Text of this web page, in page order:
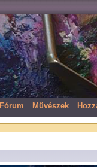
Fórum Művészek